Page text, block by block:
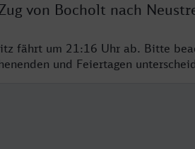
von Bocholt nach
fährt um 21:16 Uhr ab. Bitte
und Feiertagen